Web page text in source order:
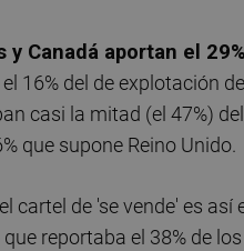
y Canadá aportan el
16% del de explotación
casi la mitad (el 47%)
que supone Reino Unido.
cartel de 'se vende' es
reportaba el 38% de